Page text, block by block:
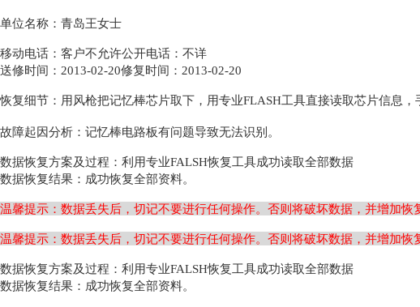
单位名称：青岛王女士
移动电话：客户不允许公开电话：不详
送修时间： 2013-02-20修复时间： 2013-02-20
恢复细节：用风枪把记忆棒芯片取下，用专业FLASH工具直接读取芯片信息，
故障起因分析：记忆棒电路板有问题导致无法识别。
数据恢复方案及过程：利用专业FALSH恢复工具成功读取全部数据
数据恢复结果：成功恢复全部资料。
温馨提示：数据丢失后，切记不要进行任何操作。否则将破坏数据，并增加恢
温馨提示：数据丢失后，切记不要进行任何操作。否则将破坏数据，并增加恢
数据恢复方案及过程：利用专业FALSH恢复工具成功读取全部数据
数据恢复结果：成功恢复全部资料。